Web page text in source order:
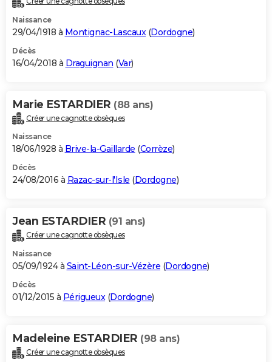
Naissance
29/04/1918 à Montignac-Lascaux (Dordogne)
Décès
16/04/2018 à Draguignan (Var)
Marie ESTARDIER (88 ans)
Créer une cagnotte obsèques
Naissance
18/06/1928 à Brive-la-Gaillarde (Corrèze)
Décès
24/08/2016 à Razac-sur-l'Isle (Dordogne)
Jean ESTARDIER (91 ans)
Créer une cagnotte obsèques
Naissance
05/09/1924 à Saint-Léon-sur-Vézère (Dordogne)
Décès
01/12/2015 à Périgueux(Dordogne)
Madeleine ESTARDIER (98 ans)
Créer une cagnotte obsèques